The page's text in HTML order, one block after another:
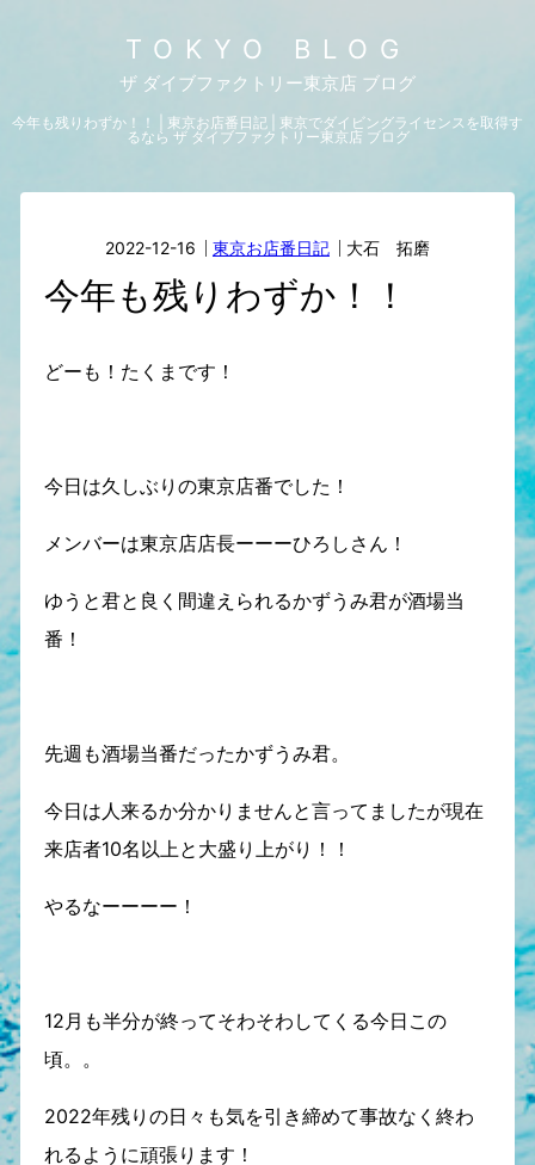
TOKYO BLOG
ザ ダイブファクトリー東京店 ブログ
今年も残りわずか！！ | 東京お店番日記 | 東京でダイビングライセンスを取得す
るなら ザ ダイブファクトリー東京店 ブログ
2022-12-16 東京お店番日記 大石 拓磨
今年も残りわずか！！
どーも！たくまです！
今日は久しぶりの東京店番でした！
メンバーは東京店店長ーーーひろしさん！
ゆうと君と良く間違えられるかずうみ君が酒場当
番！
先週も酒場当番だったかずうみ君。
今日は人来るか分かりませんと言ってましたが現在
来店者10名以上と大盛り上がり！！
やるなーーーー！
12月も半分が終ってそわそわしてくる今日この
頃。。
2022年残りの日々も気を引き締めて事故なく終わ
れるように頑張ります！